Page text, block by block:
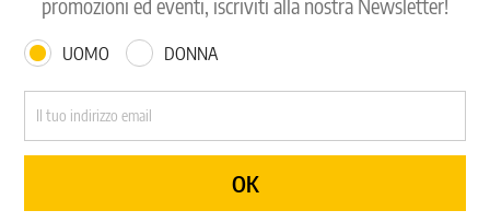
promozioni ed eventi, iscriviti alla nostra Newsletter!
UOMO DONNA